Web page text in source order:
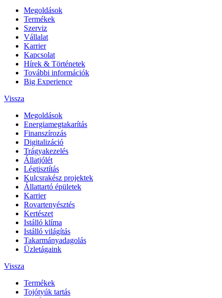
Megoldások
Termékek
Szerviz
Vállalat
Karrier
Kapcsolat
Hírek & Történetek
További információk
Big Experience
Vissza
Megoldások
Energiamegtakarítás
Finanszírozás
Digitalizáció
Trágyakezelés
Állatjólét
Légtisztítás
Kulcsrakész projektek
Állattartó épületek
Karrier
Rovartenyésztés
Kertészet
Istálló klíma
Istálló világítás
Takarmányadagolás
Üzletágaink
Vissza
Termékek
Tojótyúk tartás